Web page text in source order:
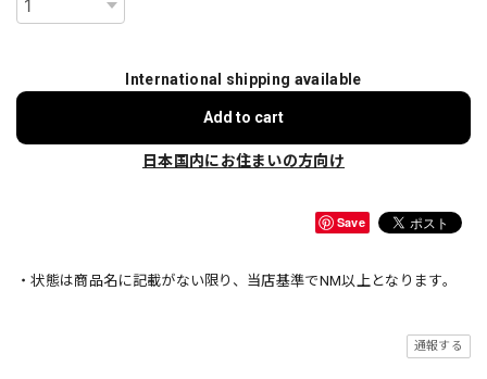
International shipping available
Add to cart
日本国内にお住まいの方向け
Save
・状態は商品名に記載がない限り、当店基準でNM以上となります。
通報する